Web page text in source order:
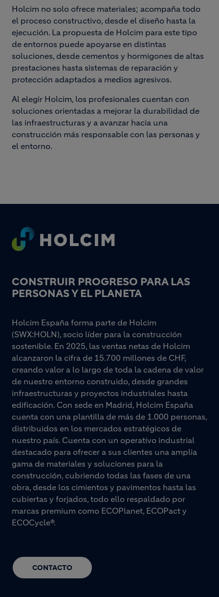
Holcim no solo ofrece materiales; acompaña todo
el proceso constructivo, desde el diseño hasta la
ejecución. La propuesta de Holcim para este tipo
de entornos puede apoyarse en distintas
soluciones, desde cementos y hormigones de altas
prestaciones hasta sistemas de reparación y
protección adaptados a medios agresivos.
Al elegir Holcim, los profesionales cuentan con
soluciones orientadas a mejorar la durabilidad de
las infraestructuras y a avanzar hacia una
construcción más responsable con las personas y
el entorno.
Footer
CONSTRUIR PROGRESO PARA LAS
PERSONAS Y EL PLANETA
CONTACTO
Holcim España forma parte de Holcim
(SWX:HOLN), socio líder para la construcción
sostenible. En 2025, las ventas netas de Holcim
alcanzaron la cifra de 15.700 millones de CHF,
creando valor a lo largo de toda la cadena de valor
de nuestro entorno construido, desde grandes
infraestructuras y proyectos industriales hasta
edificación. Con sede en Madrid, Holcim España
cuenta con una plantilla de más de 1.000 personas,
distribuidos en los mercados estratégicos de
nuestro país. Cuenta con un operativo industrial
destacado para ofrecer a sus clientes una amplia
gama de materiales y soluciones para la
construcción, cubriendo todas las fases de una
obra, desde los cimientos y pavimentos hasta las
cubiertas y forjados, todo ello respaldado por
marcas premium como ECOPlanet, ECOPact y
ECOCycle®.